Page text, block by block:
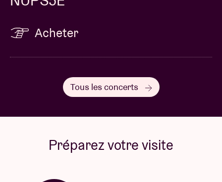
Acheter
Tous les concerts
Préparez votre visite